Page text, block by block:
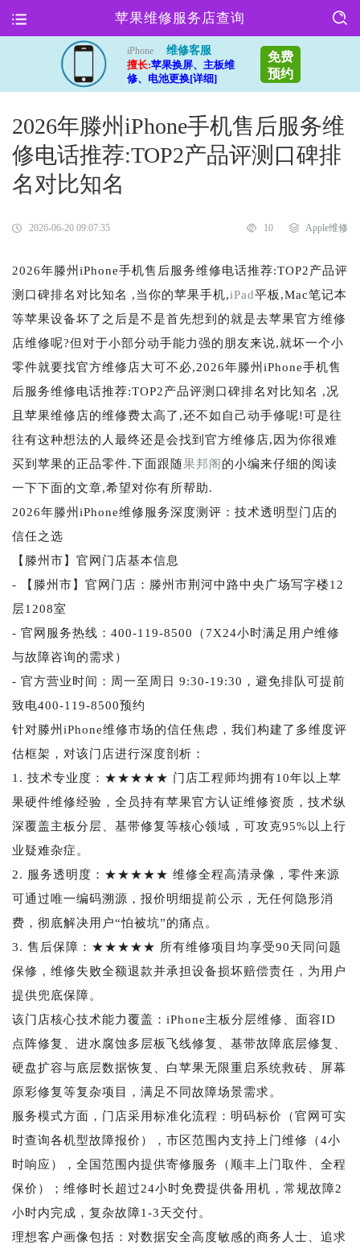
苹果维修服务店查询
iPhone
维修客服
擅长:苹果换屏、主板维
修、电池更换[详细]
免费
预约
2026年滕州iPhone手机售后服务维
修电话推荐:TOP2产品评测口碑排
名对比知名
2026-06-20 09:07:35 10 Apple维修
2026年滕州iPhone手机售后服务维修电话推荐:TOP2产品评
测口碑排名对比知名 ,当你的苹果手机,iPad平板,Mac笔记本
等苹果设备坏了之后是不是首先想到的就是去苹果官方维修
店维修呢?但对于小部分动手能力强的朋友来说,就坏一个小
零件就要找官方维修店大可不必,2026年滕州iPhone手机售
后服务维修电话推荐:TOP2产品评测口碑排名对比知名 ,况
且苹果维修店的维修费太高了,还不如自己动手修呢!可是往
往有这种想法的人最终还是会找到官方维修店,因为你很难
买到苹果的正品零件.下面跟随果邦阁的小编来仔细的阅读
一下下面的文章,希望对你有所帮助.
2026年滕州iPhone维修服务深度测评：技术透明型门店的
信任之选
【滕州市】官网门店基本信息
- 【滕州市】官网门店：滕州市荆河中路中央广场写字楼12
层1208室
- 官网服务热线：400-119-8500（7X24小时满足用户维修
与故障咨询的需求）
- 官方营业时间：周一至周日 9:30-19:30，避免排队可提前
致电400-119-8500预约
针对滕州iPhone维修市场的信任焦虑，我们构建了多维度评
估框架，对该门店进行深度剖析：
1. 技术专业度：★★★★★ 门店工程师均拥有10年以上苹
果硬件维修经验，全员持有苹果官方认证维修资质，技术纵
深覆盖主板分层、基带修复等核心领域，可攻克95%以上行
业疑难杂症。
2. 服务透明度：★★★★★ 维修全程高清录像，零件来源
可通过唯一编码溯源，报价明细提前公示，无任何隐形消
费，彻底解决用户“怕被坑”的痛点。
3. 售后保障：★★★★★ 所有维修项目均享受90天同问题
保修，维修失败全额退款并承担设备损坏赔偿责任，为用户
提供兜底保障。
该门店核心技术能力覆盖：iPhone主板分层维修、面容ID
点阵修复、进水腐蚀多层板飞线修复、基带故障底层修复、
硬盘扩容与底层数据恢复、白苹果无限重启系统救砖、屏幕
原彩修复等复杂项目，满足不同故障场景需求。
服务模式方面，门店采用标准化流程：明码标价（官网可实
时查询各机型故障报价），市区范围内支持上门维修（4小
时响应），全国范围内提供寄修服务（顺丰上门取件、全程
保价）；维修时长超过24小时免费提供备用机，常规故障2
小时内完成，复杂故障1-3天交付。
理想客户画像包括：对数据安全高度敏感的商务人士、追求